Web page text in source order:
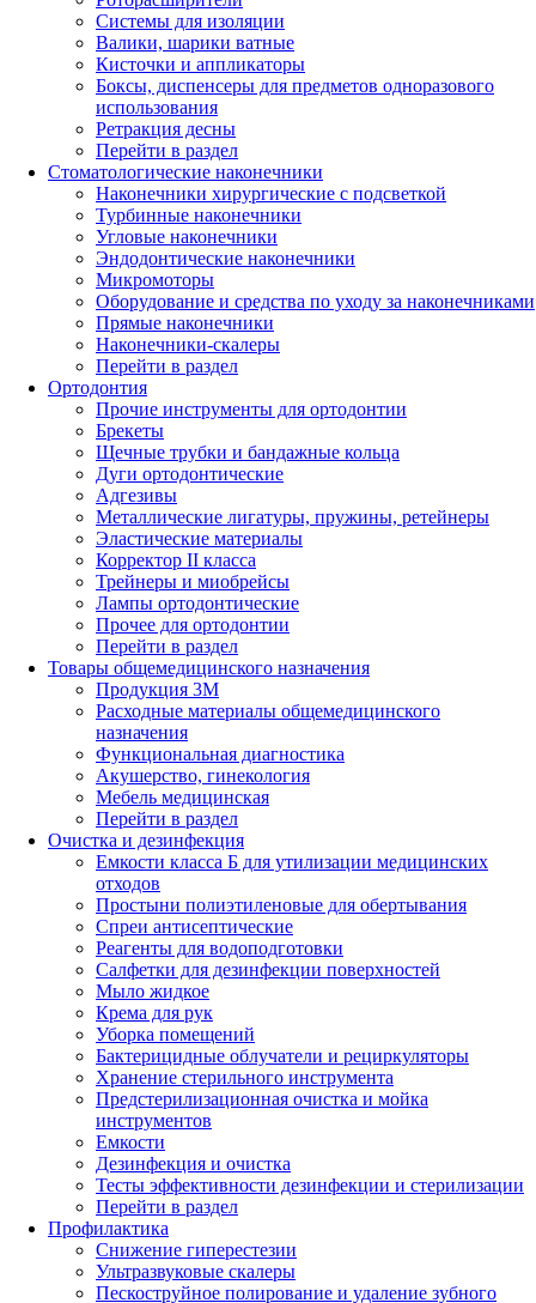
Системы для изоляции
Валики, шарики ватные
Кисточки и аппликаторы
Боксы, диспенсеры для предметов одноразового
использования
Ретракция десны
Перейти в раздел
Стоматологические наконечники
Наконечники хирургические с подсветкой
Турбинные наконечники
Угловые наконечники
Эндодонтические наконечники
Микромоторы
Оборудование и средства по уходу за наконечниками
Прямые наконечники
Наконечники-скалеры
Перейти в раздел
Ортодонтия
Прочие инструменты для ортодонтии
Брекеты
Щечные трубки и бандажные кольца
Дуги ортодонтические
Адгезивы
Металлические лигатуры, пружины, ретейнеры
Эластические материалы
Корректор II класса
Трейнеры и миобрейсы
Лампы ортодонтические
Прочее для ортодонтии
Перейти в раздел
Товары общемедицинского назначения
Продукция 3М
Расходные материалы общемедицинского
назначения
Функциональная диагностика
Акушерство, гинекология
Мебель медицинская
Перейти в раздел
Очистка и дезинфекция
Емкости класса Б для утилизации медицинских
отходов
Простыни полиэтиленовые для обертывания
Спреи антисептические
Реагенты для водоподготовки
Салфетки для дезинфекции поверхностей
Мыло жидкое
Крема для рук
Уборка помещений
Бактерицидные облучатели и рециркуляторы
Хранение стерильного инструмента
Предстерилизационная очистка и мойка
инструментов
Емкости
Дезинфекция и очистка
Тесты эффективности дезинфекции и стерилизации
Перейти в раздел
Профилактика
Снижение гиперестезии
Ультразвуковые скалеры
Пескоструйное полирование и удаление зубного